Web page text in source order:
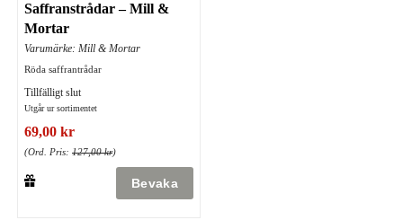
Saffranstrådar – Mill &
Mortar
Varumärke: Mill & Mortar
Röda saffrantrådar
Tillfälligt slut
Utgår ur sortimentet
69,00 kr
(Ord. Pris: 127,00 kr)